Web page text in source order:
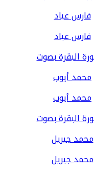
فارس عباد
محمد أيوب
محمد جبريل